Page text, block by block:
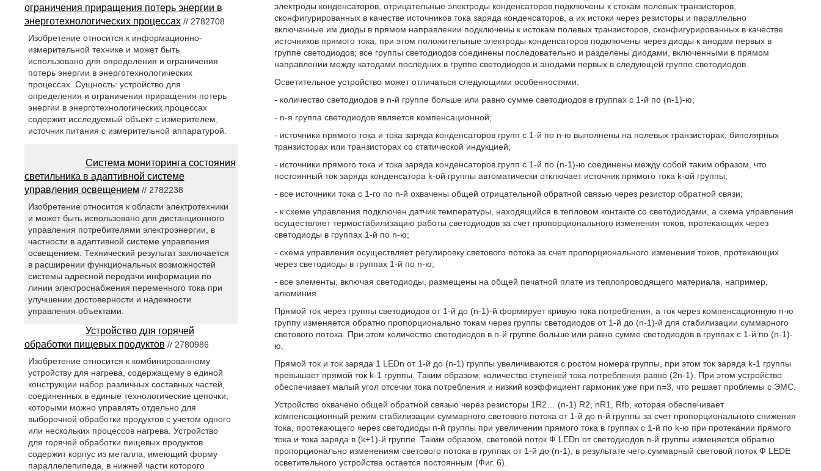
электроды конденсаторов, отрицательные электроды конденсаторов подключены к стокам полевых транзисторов,
сконфигурированных в качестве источников тока заряда конденсаторов, а их истоки через резисторы и параллельно
включенные им диоды в прямом направлении подключены к истокам полевых транзисторов, сконфигурированных в качестве
источников прямого тока, при этом положительные электроды конденсаторов подключены через диоды к анодам первых в
группе светодиодов; все группы светодиодов соединены последовательно и разделены диодами, включенными в прямом
направлении между катодами последних в группе светодиодов и анодами первых в следующей группе светодиодов.
Осветительное устройство может отличаться следующими особенностями:
- количество светодиодов в n-й группе больше или равно сумме светодиодов в группах с 1-й по (n-1)-ю;
- n-я группа светодиодов является компенсационной;
- источники прямого тока и тока заряда конденсаторов групп с 1-й по n-ю выполнены на полевых транзисторах, биполярных
транзисторах или транзисторах со статической индукцией;
- источники прямого тока и тока заряда конденсаторов групп с 1-й по (n-1)-ю соединены между собой таким образом, что
постоянный ток заряда конденсатора k-ой группы автоматически отключает источник прямого тока k-ой группы;
- все источники тока с 1-го по n-й охвачены общей отрицательной обратной связью через резистор обратной связи;
- к схеме управления подключен датчик температуры, находящийся в тепловом контакте со светодиодами, а схема управления
осуществляет термостабилизацию работы светодиодов за счет пропорционального изменения токов, протекающих через
светодиоды в группах 1-й по n-ю;
- схема управления осуществляет регулировку светового потока за счет пропорционального изменения токов, протекающих
через светодиоды в группах 1-й по n-ю;
- все элементы, включая светодиоды, размещены на общей печатной плате из теплопроводящего материала, например,
алюминия.
Прямой ток через группы светодиодов от 1-й до (n-1)-й формирует кривую тока потребления, а ток через компенсационную n-ю
группу изменяется обратно пропорционально токам через группы светодиодов от 1-й до (n-1)-й для стабилизации суммарного
светового потока. При этом количество светодиодов в n-й группе больше или равно сумме светодиодов в группах с 1-й по (n-1)-
ю.
Прямой ток и ток заряда 1 LEDn от 1-й до (n-1) группы увеличиваются с ростом номера группы, при этом ток заряда k-1 группы
превышает прямой ток k-1 группы. Таким образом, количество ступеней тока потребления равно (2n-1). При этом устройство
обеспечивает малый угол отсечки тока потребления и низкий коэффициент гармоник уже при п=3, что решает проблемы с ЭМС.
Устройство охвачено общей обратной связью через резисторы 1R2… (n-1) R2, nR1, Rfb, которая обеспечивает
компенсационный режим стабилизации суммарного светового потока от 1-й до n-й группы за счет пропорционального снижения
тока, протекающего через светодиоды n-й группы при увеличении прямого тока в группах с 1-й по k-ю при протекании прямого
тока и тока заряда в (k+1)-й группе. Таким образом, световой поток Ф LEDn от светодиодов n-й группы изменяется обратно
пропорционально изменениям светового потока в группах от 1-й до (n-1), в результате чего суммарный световой поток Ф LEDE
осветительного устройства остается постоянным (Фиг. 6).
ограничения приращения потерь энергии в
энерготехнологических процессах// 2782708
Изобретение относится к информационно-
измерительной технике и может быть
использовано для определения и ограничения
потерь энергии в энерготехнологических
процессах. Сущность: устройство для
определения и ограничения приращения потерь
энергии в энерготехнологических процессах
содержит исследуемый объект с измерителем,
источник питания с измерительной аппаратурой.
Система мониторинга состояния
светильника в адаптивной системе
управления освещением // 2782238
Изобретение относится к области электротехники
и может быть использовано для дистанционного
управления потребителями электроэнергии, в
частности в адаптивной системе управления
освещением. Технический результат заключается
в расширении функциональных возможностей
системы адресной передачи информации по
линии электроснабжения переменного тока при
улучшении достоверности и надежности
управления объектами.
Устройство для горячей
обработки пищевых продуктов // 2780986
Изобретение относится к комбинированному
устройству для нагрева, содержащему в единой
конструкции набор различных составных частей,
соединенных в единые технологические цепочки,
которыми можно управлять отдельно для
выборочной обработки продуктов с учетом одного
или нескольких процессов нагрева. Устройство
для горячей обработки пищевых продуктов
содержит корпус из металла, имеющий форму
параллелепипеда, в нижней части которого